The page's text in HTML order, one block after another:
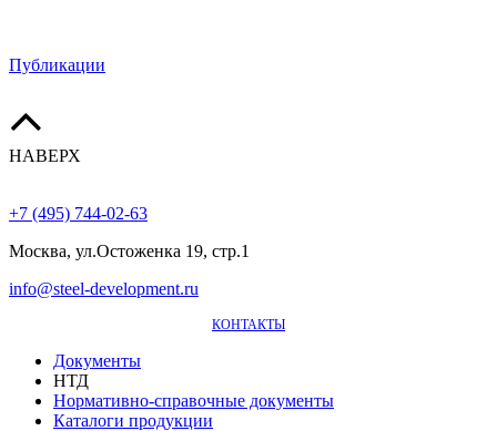
Публикации
НАВЕРХ
+7 (495) 744-02-63
Москва, ул.Остоженка 19, стр.1
info@steel-development.ru
КОНТАКТЫ
Документы
НТД
Нормативно-справочные документы
Каталоги продукции